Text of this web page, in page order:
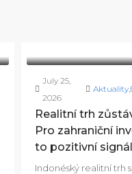
July 25,
2026
Aktuality,
Realitní trh
Pro zahraniční
to pozitivní
Indonéský realitní trh